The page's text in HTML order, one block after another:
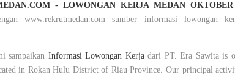
- LOWONGAN KERJA MEDAN OKTOBER
www.rekrutmedan.com sumber informasi lowongan
sampaikan Informasi Lowongan Kerjadari PT. Era Sawita is
in Rokan Hulu District of Riau Province. Our principal